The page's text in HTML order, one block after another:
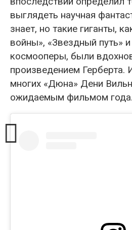
выглядеть научная
знает, но такие гиганты,
войны», «Звездный путь»
космооперы, были
произведением Герберта.
многих «Дюна» Дени
ожидаемым фильмом